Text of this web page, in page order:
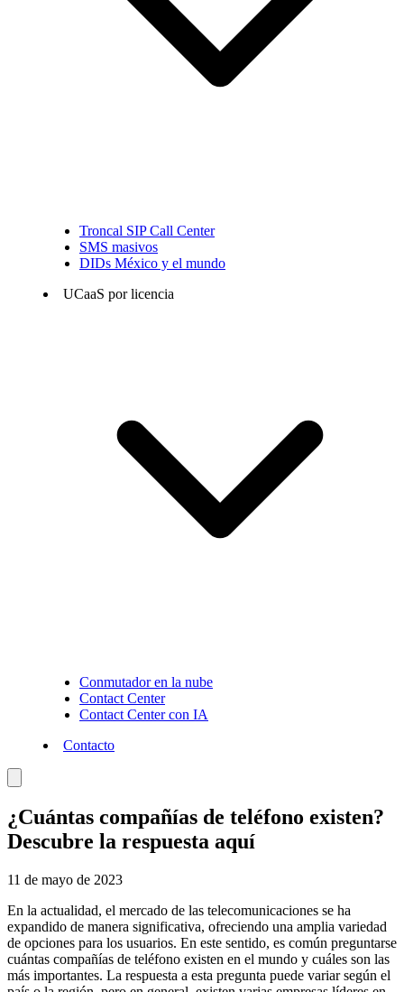
Troncal SIP Call Center
SMS masivos
DIDs México y el mundo
UCaaS por licencia
Conmutador en la nube
Contact Center
Contact Center con IA
Contacto
¿Cuántas compañías de teléfono existen?
Descubre la respuesta aquí
11 de mayo de 2023
En la actualidad, el mercado de las telecomunicaciones se ha
expandido de manera significativa, ofreciendo una amplia variedad
de opciones para los usuarios. En este sentido, es común preguntarse
cuántas compañías de teléfono existen en el mundo y cuáles son las
más importantes. La respuesta a esta pregunta puede variar según el